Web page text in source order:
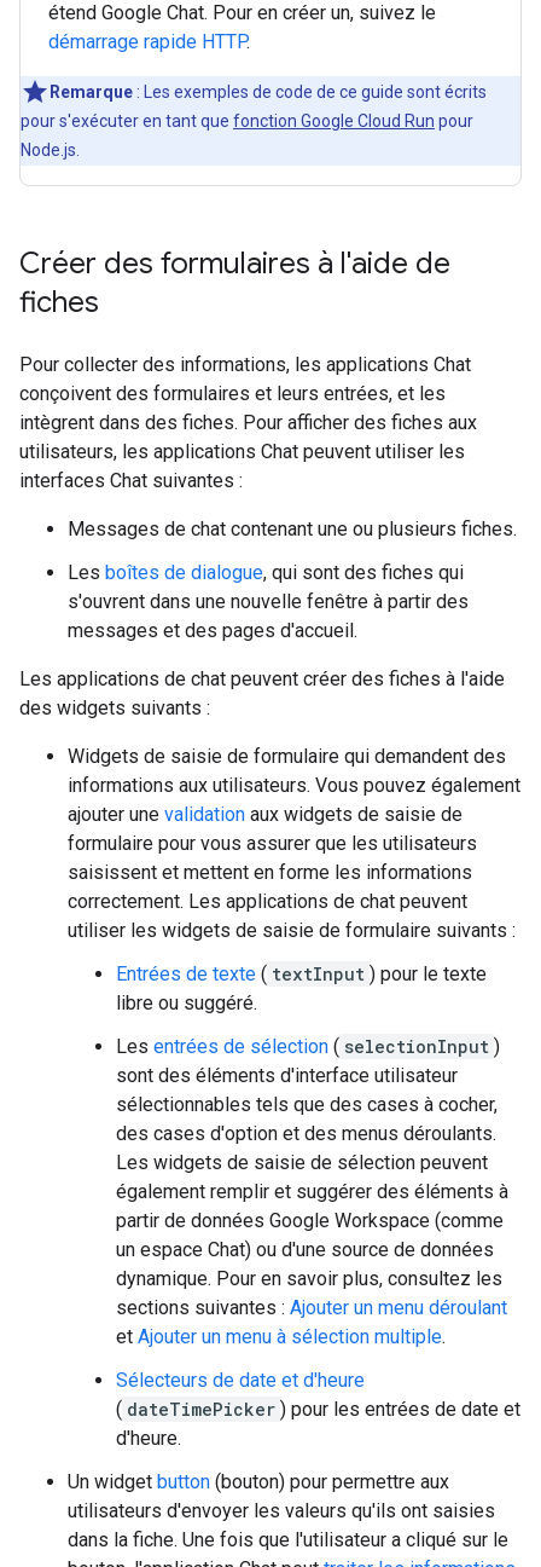
étend Google Chat. Pour en créer un, suivez le
démarrage rapide HTTP.
Remarque : Les exemples de code de ce guide sont écrits
pour s'exécuter en tant que fonction Google Cloud Run pour
Node.js.
Créer des formulaires à l'aide de
fiches
Pour collecter des informations, les applications Chat
conçoivent des formulaires et leurs entrées, et les
intègrent dans des fiches. Pour afficher des fiches aux
utilisateurs, les applications Chat peuvent utiliser les
interfaces Chat suivantes :
Messages de chat contenant une ou plusieurs fiches.
Les boîtes de dialogue, qui sont des fiches qui
s'ouvrent dans une nouvelle fenêtre à partir des
messages et des pages d'accueil.
Les applications de chat peuvent créer des fiches à l'aide
des widgets suivants :
Widgets de saisie de formulaire qui demandent des
informations aux utilisateurs. Vous pouvez également
ajouter une validation aux widgets de saisie de
formulaire pour vous assurer que les utilisateurs
saisissent et mettent en forme les informations
correctement. Les applications de chat peuvent
utiliser les widgets de saisie de formulaire suivants :
Entrées de texte ( textInput ) pour le texte
libre ou suggéré.
Les entrées de sélection ( selectionInput )
sont des éléments d'interface utilisateur
sélectionnables tels que des cases à cocher,
des cases d'option et des menus déroulants.
Les widgets de saisie de sélection peuvent
également remplir et suggérer des éléments à
partir de données Google Workspace (comme
un espace Chat) ou d'une source de données
dynamique. Pour en savoir plus, consultez les
sections suivantes : Ajouter un menu déroulant
et Ajouter un menu à sélection multiple.
Sélecteurs de date et d'heure
( dateTimePicker ) pour les entrées de date et
d'heure.
Un widget button (bouton) pour permettre aux
utilisateurs d'envoyer les valeurs qu'ils ont saisies
dans la fiche. Une fois que l'utilisateur a cliqué sur le